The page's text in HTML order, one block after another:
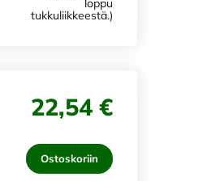
loppu
tukkuliikkeestä.)
22,54 €
Ostoskoriin